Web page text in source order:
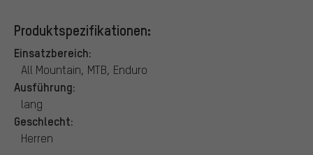
Produktspezifikationen:
Einsatzbereich:
All Mountain, MTB, Enduro
Ausführung:
lang
Geschlecht:
Herren